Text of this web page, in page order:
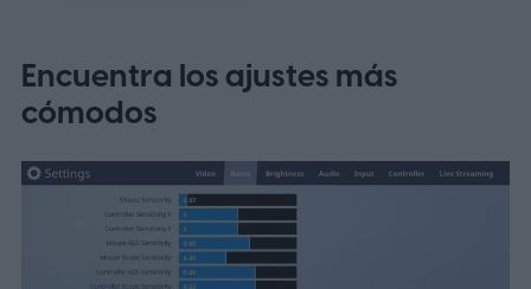
Encuentra los ajustes más
cómodos